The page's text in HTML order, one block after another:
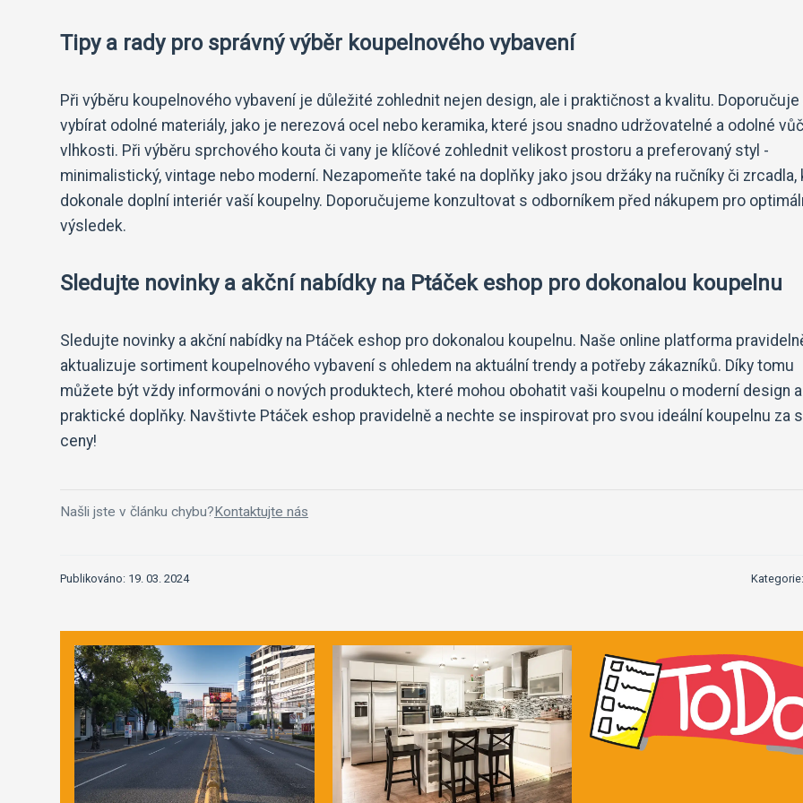
Tipy a rady pro správný výběr koupelnového vybavení
Při výběru koupelnového vybavení je důležité zohlednit nejen design, ale i praktičnost a kvalitu. Doporučuje
vybírat odolné materiály, jako je nerezová ocel nebo keramika, které jsou snadno udržovatelné a odolné
vlhkosti. Při výběru sprchového kouta či vany je klíčové zohlednit velikost prostoru a preferovaný styl -
minimalistický, vintage nebo moderní. Nezapomeňte také na doplňky jako jsou držáky na ručníky či zrcadla,
dokonale doplní interiér vaší koupelny. Doporučujeme konzultovat s odborníkem před nákupem pro
výsledek.
Sledujte novinky a akční nabídky na Ptáček eshop pro dokonalou koupelnu
Sledujte novinky a akční nabídky na Ptáček eshop pro dokonalou koupelnu. Naše online platforma
aktualizuje sortiment koupelnového vybavení s ohledem na aktuální trendy a potřeby zákazníků. Díky tomu
můžete být vždy informováni o nových produktech, které mohou obohatit vaši koupelnu o moderní design a
praktické doplňky. Navštivte Ptáček eshop pravidelně a nechte se inspirovat pro svou ideální koupelnu za
ceny!
Našli jste v článku chybu?Kontaktujte nás
Publikováno: 19. 03. 2024 Kategorie: